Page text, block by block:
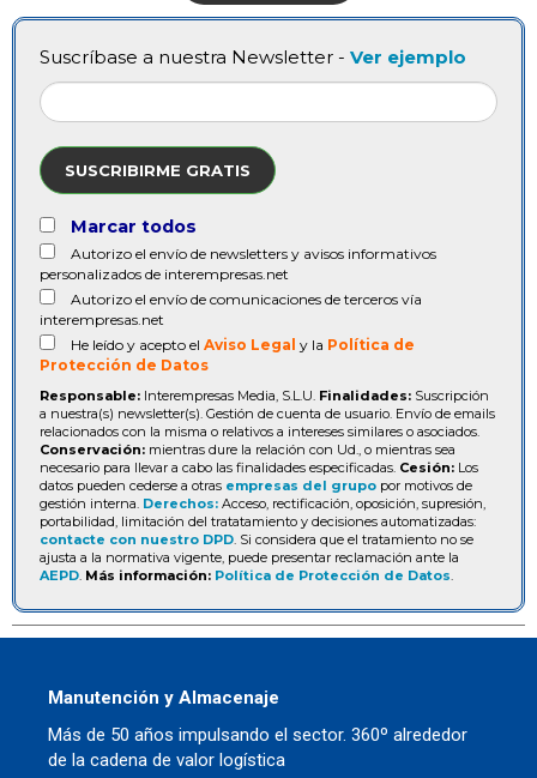
Suscríbase a nuestra Newsletter - Ver ejemplo
SUSCRIBIRME GRATIS
Marcar todos
Autorizo el envío de newsletters y avisos informativos
personalizados de interempresas.net
Autorizo el envío de comunicaciones de terceros vía
interempresas.net
He leído y acepto el Aviso Legal y la Política de
Protección de Datos
Responsable: Interempresas Media, S.L.U. Finalidades: Suscripción
a nuestra(s) newsletter(s). Gestión de cuenta de usuario. Envío de emails
relacionados con la misma o relativos a intereses similares o asociados.
Conservación: mientras dure la relación con Ud., o mientras sea
necesario para llevar a cabo las finalidades especificadas. Cesión: Los
datos pueden cederse a otras empresas del grupo por motivos de
gestión interna. Derechos: Acceso, rectificación, oposición, supresión,
portabilidad, limitación del tratatamiento y decisiones automatizadas:
contacte con nuestro DPD . Si considera que el tratamiento no se
ajusta a la normativa vigente, puede presentar reclamación ante la
AEPD Más información: Política de Protección de Datos
Manutención y Almacenaje
Más de 50 años impulsando el sector. 360º alrededor
de la cadena de valor logística